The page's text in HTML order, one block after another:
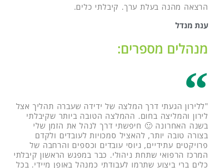
הרצאה מהנה בעלת ערך. קיבלתי כלים.
ענת מנדל
מנהלים מספרים:
"ללירון הגעתי דרך המלצה של ידידה שעברה תהליך אצל
לירון והמליצה בחום. ההמלצה הטובה ביותר שקיבלתי
בשנה האחרונה 🙂 חיפשתי דרך לנהל את הזמן שלי
בצורה טובה יותר, להאציל סמכויות לעובדים ולקדם
פרויקטים עתידיים, גיוסי עובדים וכספים והרחבה של
המרכז הרפואי שתחת ניהולי. כבר במפגש הראשון קיבלתי
כלים ברי ביצוע שתרמו לעבודתי כמנהל באופן מיידי. בכל